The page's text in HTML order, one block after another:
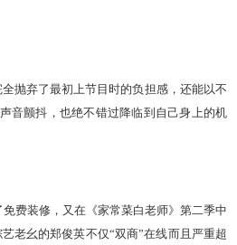
抛弃了最初上节目时的负担感，还能以不
音颤抖，也绝不错过降临到自己身上的机
费装修，又在《家常菜白老师》第二季中
老幺的郑俊英不仅“双商”在线而且严重超